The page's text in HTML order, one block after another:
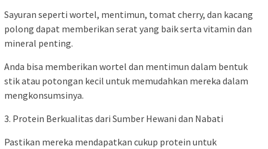
Sayuran seperti wortel, mentimun, tomat cherry, dan kacang
polong dapat memberikan serat yang baik serta vitamin dan
mineral penting.
Anda bisa memberikan wortel dan mentimun dalam bentuk
stik atau potongan kecil untuk memudahkan mereka dalam
mengkonsumsinya.
3. Protein Berkualitas dari Sumber Hewani dan Nabati
Pastikan mereka mendapatkan cukup protein untuk